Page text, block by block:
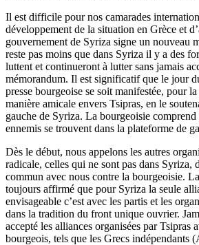
Il est difficile pour nos camarades
développement de la situation en Grèce et
gouvernement de Syriza signe un nouveau
reste pas moins que dans Syriza il y a des
luttent et continueront à lutter sans jamais
mémorandum. Il est significatif que le jour
presse bourgeoise se soit manifestée, pour
manière amicale envers Tsipras, en le
gauche de Syriza. La bourgeoisie comprend
ennemis se trouvent dans la plateforme de
Dès le début, nous appelons les autres
radicale, celles qui ne sont pas dans Syriza,
commun avec nous contre la bourgeoisie.
toujours affirmé que pour Syriza la seule
envisageable c’est avec les partis et les
dans la tradition du front unique ouvrier.
accepté les alliances organisées par Tsipras
bourgeois, tels que les Grecs indépendants